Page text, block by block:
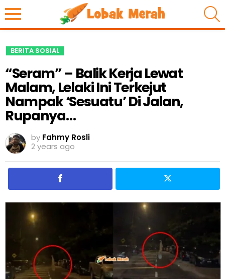
BERITA SOSIAL
“Seram” – Balik Kerja Lewat
Malam, Lelaki Ini Terkejut
Nampak ‘Sesuatu’ Di Jalan,
Rupanya…
by Fahmy Rosli
2 years ago